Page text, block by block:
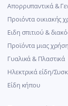
Απορρυπαντικά &
Προιόντα οικιακής
Ειδη σπιτιού &
Προϊόντα μιας
Γυαλικά & Πλαστικά
Ηλεκτρικά είδη/
Είδη κήπου